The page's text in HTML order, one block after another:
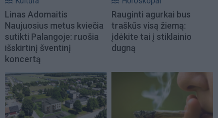
Linas Adomaitis
Naujuosius metus kviečia
sutikti Palangoje: ruošia
išskirtinį šventinį
koncertą
Rauginti agurkai bus
traškūs visą žiemą:
įdėkite tai į stiklainio
dugną